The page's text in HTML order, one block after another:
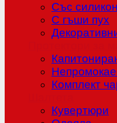
Със
С гъши пух
Комплект
Кувертюри